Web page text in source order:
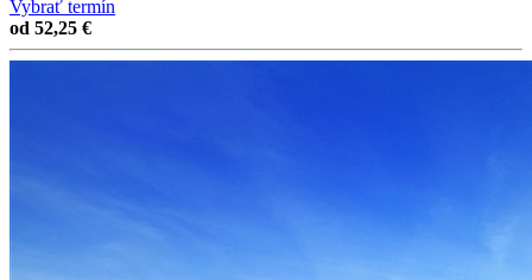
Vybrať termín
od 52,25 €